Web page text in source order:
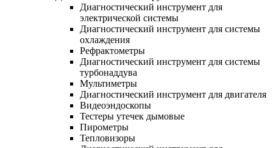
Диагностический инструмент для
электрической системы
Диагностический инструмент для системы
охлаждения
Рефрактометры
Диагностический инструмент для системы
турбонаддува
Мультиметры
Диагностический инструмент для двигателя
Видеоэндоскопы
Тестеры утечек дымовые
Пирометры
Тепловизоры